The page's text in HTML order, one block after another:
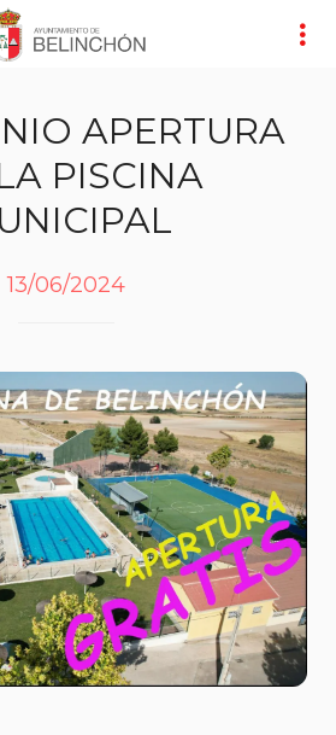
APERTURA
PISCINA
13/06/2024